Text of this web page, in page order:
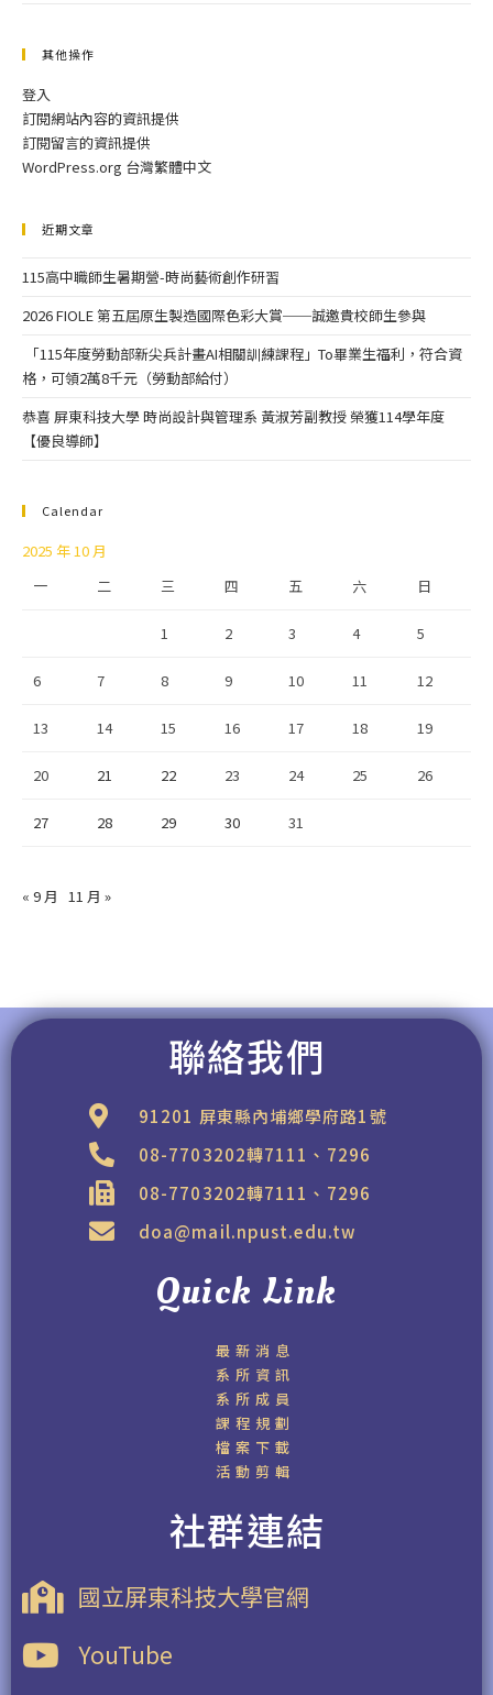
其他操作
登入
訂閱網站內容的資訊提供
訂閱留言的資訊提供
WordPress.org 台灣繁體中文
近期文章
115高中職師生暑期營-時尚藝術創作研習
2026 FIOLE 第五屆原生製造國際色彩大賞──誠邀貴校師生參與
「115年度勞動部新尖兵計畫AI相關訓練課程」To畢業生福利，符合資
格，可領2萬8千元（勞動部給付）
恭喜 屏東科技大學 時尚設計與管理系 黃淑芳副教授 榮獲114學年度
【優良導師】
Calendar
2025 年 10 月
一
二 三 四 五 六 日
1 2 3 4 5
6 7 8 9 10 11 12
13 14 15 16 17 18 19
20 21 22 23 24 25 26
27 28 29 30 31
« 9 月 11 月 »
聯絡我們
91201 屏東縣內埔鄉學府路1號
08-7703202轉7111、7296
08-7703202轉7111、7296
doa@mail.npust.edu.tw
Quick Link
最新消息
系所資訊
系所成員
課程規劃
檔案下載
活動剪輯
社群連結
國立屏東科技大學官網
YouTube